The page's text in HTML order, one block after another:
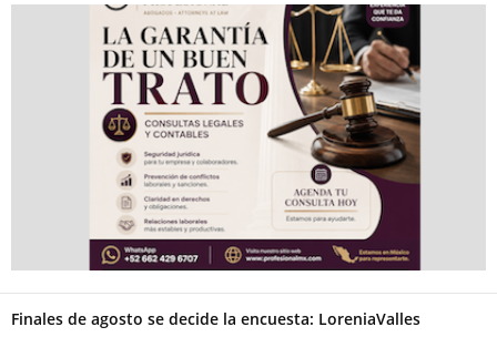
Finales de agosto se decide la encuesta: LoreniaValles